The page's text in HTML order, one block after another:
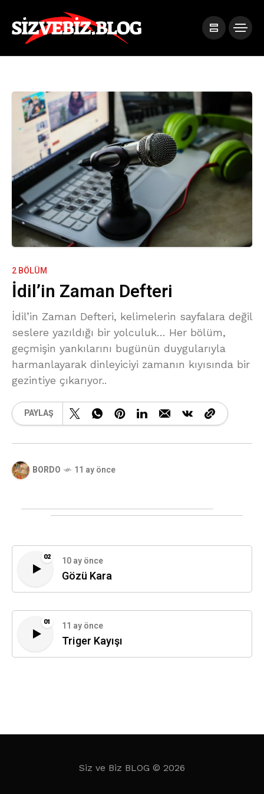
2 BÖLÜM
İdil’in Zaman Defteri
İdil’in Zaman Defteri, kelimelerin sayfalara değil
seslere yazıldığı bir yolculuk… Her bölüm,
geçmişin yankılarını bugünün duygularıyla
harmanlayarak dinleyiciyi zamanın kıyısında bir
gezintiye çıkarıyor..
PAYLAŞ
BORDO 11 ay önce
02 10 ay önce
Gözü Kara
01 11 ay önce
Triger Kayışı
Siz ve Biz BLOG © 2026